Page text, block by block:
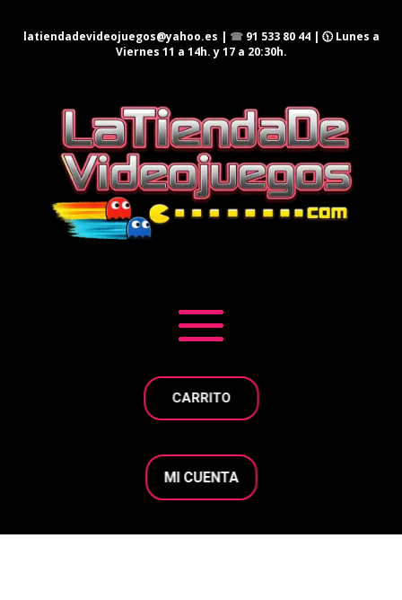
latiendadevideojuegos@yahoo.es | ☎ 91 533 80 44| 🕦 Lunes a
Viernes 11 a 14h. y 17 a 20:30h.
CARRITO
MI CUENTA